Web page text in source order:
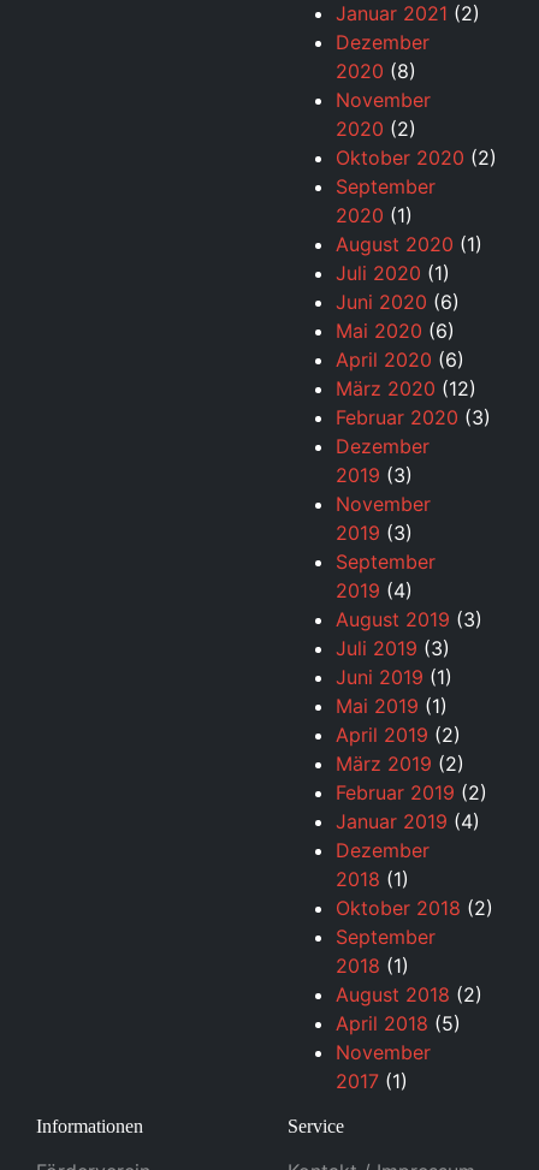
Januar 2021 (2)
Dezember
2020 (8)
November
2020 (2)
Oktober 2020 (2)
September
2020 (1)
August 2020 (1)
Juli 2020 (1)
Juni 2020 (6)
Mai 2020 (6)
April 2020 (6)
März 2020 (12)
Februar 2020 (3)
Dezember
2019 (3)
November
2019 (3)
September
2019 (4)
August 2019 (3)
Juli 2019 (3)
Juni 2019 (1)
Mai 2019 (1)
April 2019 (2)
März 2019 (2)
Februar 2019 (2)
Januar 2019 (4)
Dezember
2018 (1)
Oktober 2018 (2)
September
2018 (1)
August 2018 (2)
April 2018 (5)
November
2017 (1)
Informationen Service